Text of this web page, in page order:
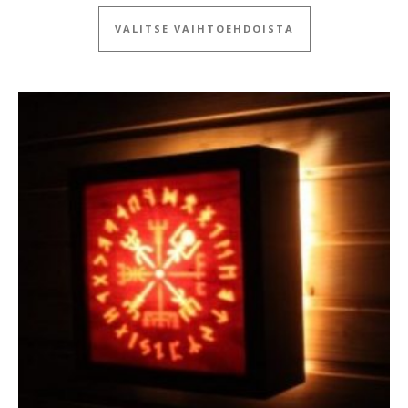
VALITSE VAIHTOEHDOISTA
Tällä tuotteella